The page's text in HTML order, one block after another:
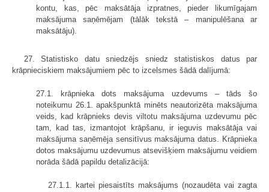
kontu, kas, pēc maksātāja izpratnes, pieder likumīgajam
maksājuma saņēmējam (tālāk tekstā – manipulēšana ar
maksātāju).
27. Statistisko datu sniedzējs sniedz statistiskos datus par
krāpnieciskiem maksājumiem pēc to izcelsmes šādā dalījumā:
27.1. krāpnieka dots maksājuma uzdevums – tāds šo
noteikumu 26.1. apakšpunktā minēts neautorizēta maksājuma
veids, kad krāpnieks devis viltotu maksājuma uzdevumu pēc
tam, kad tas, izmantojot krāpšanu, ir ieguvis maksātāja vai
maksājuma saņēmēja sensitīvus maksājuma datus. Krāpnieka
dotos maksājumu uzdevumus atsevišķiem maksājumu veidiem
norāda šādā papildu detalizācijā:
27.1.1. kartei piesaistīts maksājums (nozaudēta vai zagta